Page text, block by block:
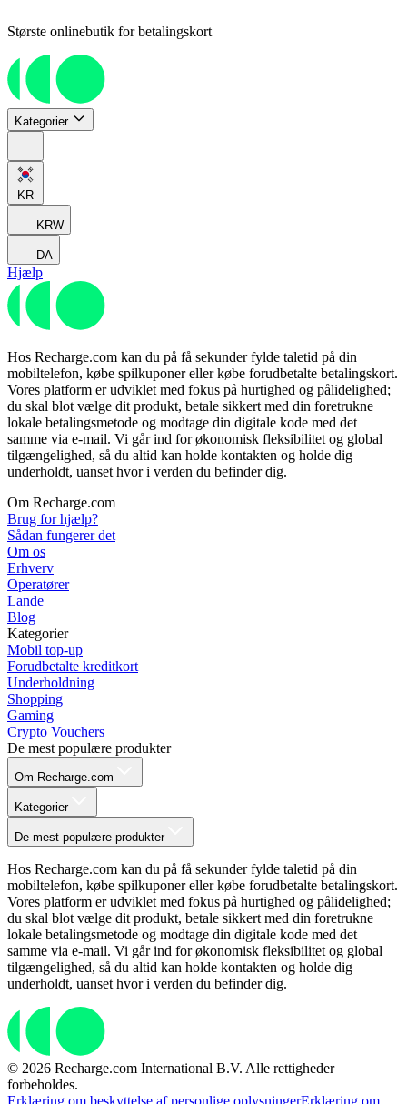
Største onlinebutik for betalingskort
Kategorier
KR
KRW
DA
Hjælp
Hos Recharge.com kan du på få sekunder fylde taletid på din
mobiltelefon, købe spilkuponer eller købe forudbetalte betalingskort.
Vores platform er udviklet med fokus på hurtighed og pålidelighed;
du skal blot vælge dit produkt, betale sikkert med din foretrukne
lokale betalingsmetode og modtage din digitale kode med det
samme via e-mail. Vi går ind for økonomisk fleksibilitet og global
tilgængelighed, så du altid kan holde kontakten og holde dig
underholdt, uanset hvor i verden du befinder dig.
Om Recharge.com
Brug for hjælp?
Sådan fungerer det
Om os
Erhverv
Operatører
Lande
Blog
Kategorier
Mobil top-up
Forudbetalte kreditkort
Underholdning
Shopping
Gaming
Crypto Vouchers
De mest populære produkter
Om Recharge.com
Kategorier
De mest populære produkter
Hos Recharge.com kan du på få sekunder fylde taletid på din
mobiltelefon, købe spilkuponer eller købe forudbetalte betalingskort.
Vores platform er udviklet med fokus på hurtighed og pålidelighed;
du skal blot vælge dit produkt, betale sikkert med din foretrukne
lokale betalingsmetode og modtage din digitale kode med det
samme via e-mail. Vi går ind for økonomisk fleksibilitet og global
tilgængelighed, så du altid kan holde kontakten og holde dig
underholdt, uanset hvor i verden du befinder dig.
© 2026 Recharge.com International B.V. Alle rettigheder
forbeholdes.